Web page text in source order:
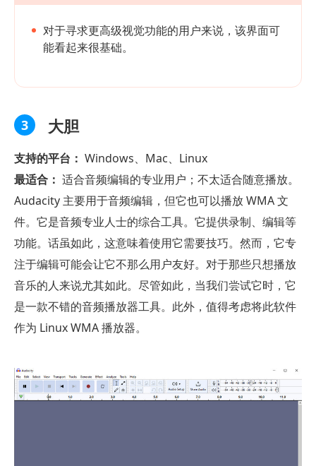
对于寻求更高级视觉功能的用户来说，该界面可
能看起来很基础。
3 大胆
支持的平台： Windows、Mac、Linux
最适合： 适合音频编辑的专业用户；不太适合随意播放。
Audacity 主要用于音频编辑，但它也可以播放 WMA 文
件。它是音频专业人士的综合工具。它提供录制、编辑等
功能。话虽如此，这意味着使用它需要技巧。然而，它专
注于编辑可能会让它不那么用户友好。对于那些只想播放
音乐的人来说尤其如此。尽管如此，当我们尝试它时，它
是一款不错的音频播放器工具。此外，值得考虑将此软件
作为 Linux WMA 播放器。